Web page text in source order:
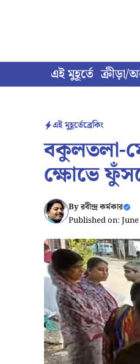
এই মুহূর্তে ক্রীড়া/
এই মুহূর্তেব্রেকিং
বকুলতলা-
ক্ষোভে
Byরবীন্দ্র কর্মকার
Published on: June